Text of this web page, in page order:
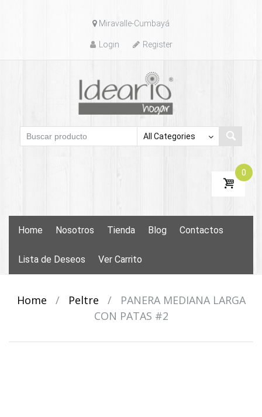
to
Miravalle-Cumbayá
Login Register
0
Home Nosotros Tienda Blog Contactos
Lista de Deseos Ver Carrito
Home / Peltre /
PANERA MEDIANA LARGA
CON PATAS #2